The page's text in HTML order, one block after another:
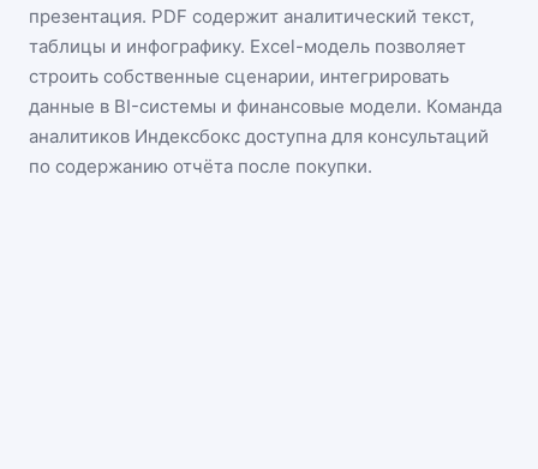
презентация. PDF содержит аналитический текст,
таблицы и инфографику. Excel-модель позволяет
строить собственные сценарии, интегрировать
данные в BI-системы и финансовые модели. Команда
аналитиков Индексбокс доступна для консультаций
по содержанию отчёта после покупки.